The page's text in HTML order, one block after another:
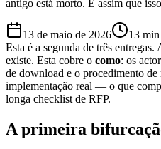
antigo está morto. É assim que
13 de maio de 2026 13 min
Esta é a segunda de três entregas.
existe. Esta cobre o como: os
de download e o procedimento
implementação real — o que
longa checklist de RFP.
A primeira